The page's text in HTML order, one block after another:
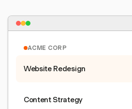
ACME CORP
Website Redesign
Content Strategy